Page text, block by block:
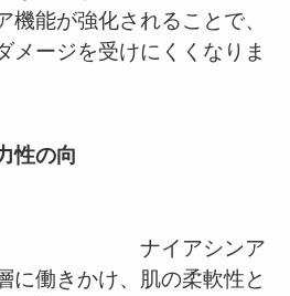
機能が強化されることで、
メージを受けにくくなりま
性の向
シンア
に働きかけ、肌の柔軟性と